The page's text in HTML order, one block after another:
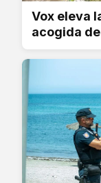
Vox eleva
acogida